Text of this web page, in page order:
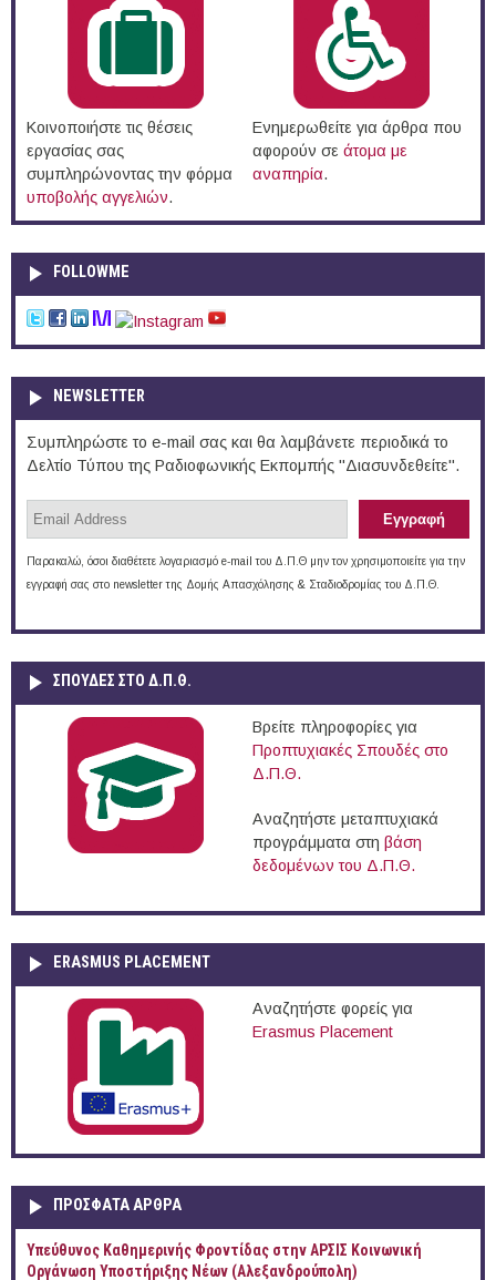
Κοινοποιήστε τις θέσεις
εργασίας σας
συμπληρώνοντας την φόρμα
υποβολής αγγελιών.
Ενημερωθείτε για άρθρα που
αφορούν σε άτομα με
αναπηρία.
FOLLOWME
NEWSLETTER
Συμπληρώστε το e-mail σας και θα λαμβάνετε περιοδικά το
Δελτίο Τύπου της Ραδιοφωνικής Εκπομπής "Διασυνδεθείτε".
Παρακαλώ, όσοι διαθέτετε λογαριασμό e-mail του Δ.Π.Θ μην τον χρησιμοποιείτε για την
εγγραφή σας στο newsletter της Δομής Απασχόλησης & Σταδιοδρομίας του Δ.Π.Θ.
ΣΠΟΥΔΈΣ ΣΤΟ Δ.Π.Θ.
Βρείτε πληροφορίες για
Προπτυχιακές Σπουδές στο
Δ.Π.Θ.
Αναζητήστε μεταπτυχιακά
προγράμματα στη βάση
δεδομένων του Δ.Π.Θ.
ERASMUS PLACEMENT
Αναζητήστε φορείς για
Erasmus Placement
ΠΡOΣΦΑΤΑ AΡΘΡΑ
Yπεύθυνος Καθημερινής Φροντίδας στην ΑΡΣΙΣ Κοινωνική
Οργάνωση Υποστήριξης Νέων (Αλεξανδρούπολη)